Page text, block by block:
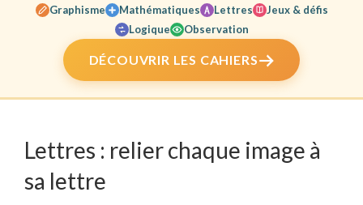
Graphisme Mathématiques Lettres
Jeux & défis
Logique
Observation
DÉCOUVRIR LES CAHIERS
Lettres : relier chaque image à
sa lettre